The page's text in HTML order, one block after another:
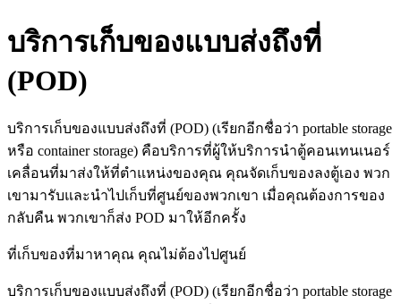
บริการเก็บของแบบส่งถึงที่
(POD)
บริการเก็บของแบบส่งถึงที่ (POD) (เรียกอีกชื่อว่า portable storage
หรือ container storage) คือบริการที่ผู้ให้บริการนำตู้คอนเทนเนอร์
เคลื่อนที่มาส่งให้ที่ตำแหน่งของคุณ คุณจัดเก็บของลงตู้เอง พวก
เขามารับและนำไปเก็บที่ศูนย์ของพวกเขา เมื่อคุณต้องการของ
กลับคืน พวกเขาก็ส่ง POD มาให้อีกครั้ง
ที่เก็บของที่มาหาคุณ คุณไม่ต้องไปศูนย์
บริการเก็บของแบบส่งถึงที่ (POD) (เรียกอีกชื่อว่า portable storage